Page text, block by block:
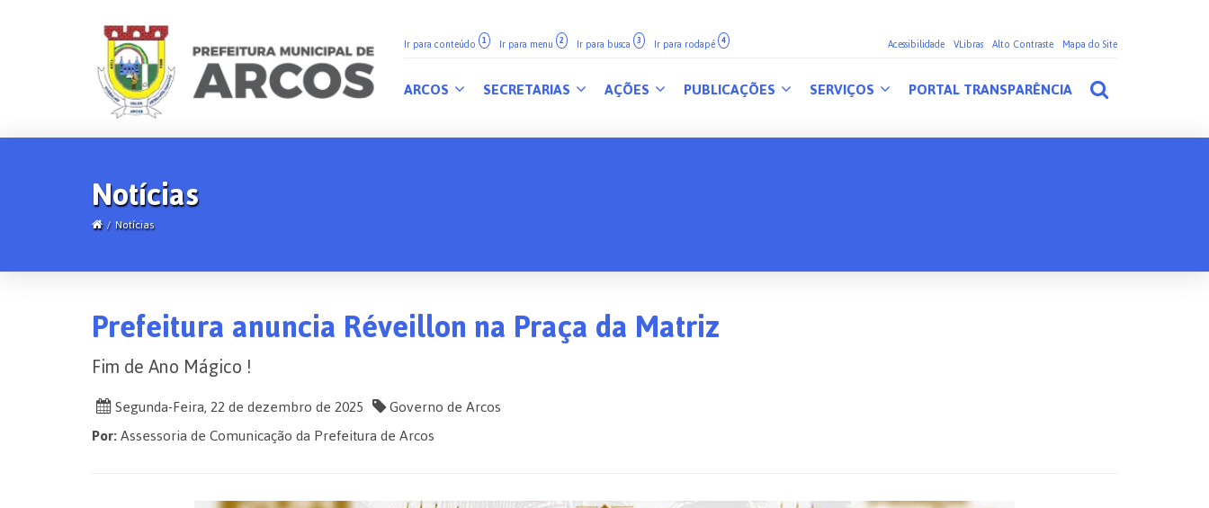
Ir para conteúdo 1 Ir para menu 2 Ir para busca 3 Ir para rodapé 4 Acessibilidade VLibras Alto Contraste Mapa do Site
ARCOS SECRETARIAS AÇÕES PUBLICAÇÕES SERVIÇOS PORTAL TRANSPARÊNCIA
Notícias
Notícias
Prefeitura anuncia Réveillon na Praça da Matriz
Fim de Ano Mágico !
Segunda-Feira, 22 de dezembro de 2025
Governo de Arcos
Por:Assessoria de Comunicação da Prefeitura de Arcos